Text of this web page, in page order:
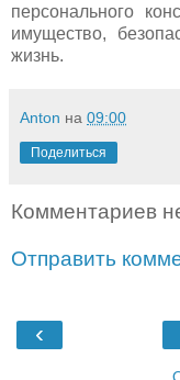
персонального
имущество,
жизнь.
Anton на 09:00
Поделиться
Комментариев
Отправить
‹